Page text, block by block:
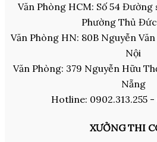
Văn Phòng HCM: Số 54
Phường Thủ
Văn Phòng HN: 80B Nguyễn
Nội
Văn Phòng: 379 Nguyễn Hữu
Nẵng
Hotline: 0902.313.255 -
XƯỞNG THI